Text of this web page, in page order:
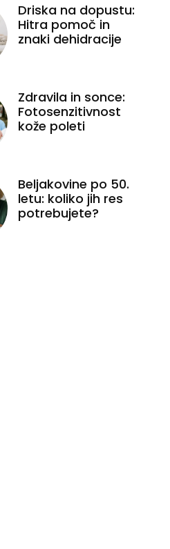
Driska na dopustu:
Hitra pomoč in
znaki dehidracije
Zdravila in sonce:
Fotosenzitivnost
kože poleti
Beljakovine po 50.
letu: koliko jih res
potrebujete?